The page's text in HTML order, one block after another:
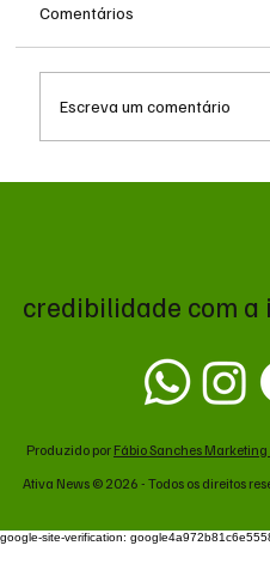
Comentários
Escreva um comentário
credibilidade com a
Produzido por Fábio Sanches
Ativa News © 2026 - Todos os direitos
google-site-verification: